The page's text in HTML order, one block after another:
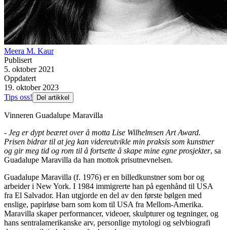
Meera M. Kaur
Publisert
5. oktober 2021
Oppdatert
19. oktober 2023
Tips oss!
Del artikkel
Vinneren Guadalupe Maravilla
- Jeg er dypt beæret over å motta Lise Wilhelmsen Art Award.
Prisen bidrar til at jeg kan videreutvikle min praksis som kunstner
og gir meg tid og rom til å fortsette å skape mine egne prosjekter, sa
Guadalupe Maravilla da han mottok prisutnevnelsen.
Guadalupe Maravilla (f. 1976) er en billedkunstner som bor og
arbeider i New York. I 1984 immigrerte han på egenhånd til USA
fra El Salvador. Han utgjorde en del av den første bølgen med
enslige, papirløse barn som kom til USA fra Mellom-Amerika.
Maravilla skaper performancer, videoer, skulpturer og tegninger, og
hans sentralamerikanske arv, personlige mytologi og selvbiografi